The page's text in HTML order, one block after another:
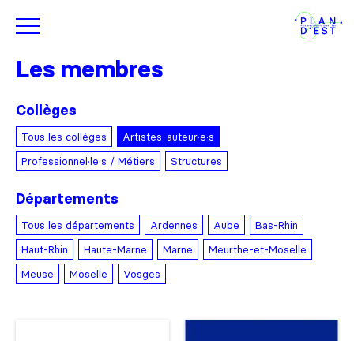
Les membres
Collèges
Tous les collèges
Artistes-auteur·e·s
Professionnel·le·s / Métiers
Structures
Départements
Tous les départements Ardennes Aube
Bas-Rhin
Haut-Rhin
Haute-Marne Marne
Meurthe-et-Moselle
Meuse
Moselle Vosges